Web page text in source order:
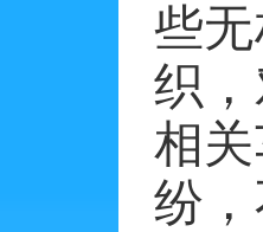
些
织
相
纷